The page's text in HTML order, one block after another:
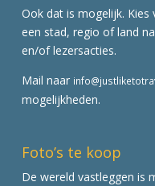
Ook dat is mogelijk.
een stad, regio of land
en/of lezersacties.
Mail naar
mogelijkheden.
Foto’s te koop
De wereld vastleggen is